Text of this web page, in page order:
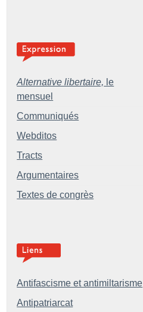
Alternative libertaire, le
mensuel
Communiqués
Webditos
Tracts
Argumentaires
Textes de congrès
Antifascisme et antimiltarisme
Antipatriarcat